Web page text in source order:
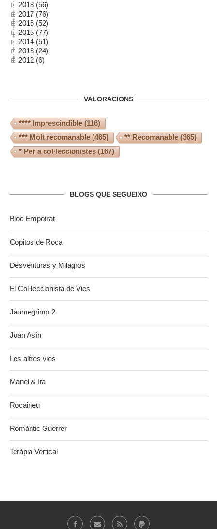
2018 (56)
2017 (76)
2016 (52)
2015 (77)
2014 (51)
2013 (24)
2012 (6)
VALORACIONS
**** Imprescindible(116)
*** Molt recomanable(465) ** Recomanable(365)
* Per a col·leccionistes (167)
BLOGS QUE SEGUEIXO
Bloc Empotrat
Copitos de Roca
Desventuras y Milagros
El Col·leccionista de Vies
Jaumegrimp 2
Joan Asín
Les altres vies
Manel & Ita
Rocaineu
Romàntic Guerrer
Teràpia Vertical